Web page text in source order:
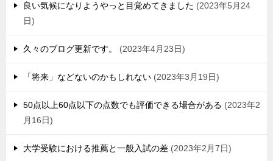
良い気候になりようやっと目覚めてきました
2023年5月24
日
久々のブログ更新です。 2023年4月23日
「将来」などないのかもしれない 2023年3月19日
50点以上60点以下の点数でも評価できる場合がある
2023年2
月16日
大学受験における推薦と一般入試の差 2023年2月7日